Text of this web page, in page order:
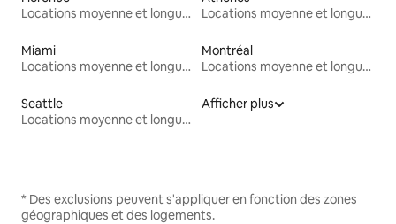
Locations moyenne et longue durée
Locations moyenne et longue durée
Miami
Locations moyenne et longue durée
Montréal
Locations moyenne et longue durée
Seattle
Locations moyenne et longue durée
Afficher plus
* Des exclusions peuvent s'appliquer en fonction des zones
géographiques et des logements.